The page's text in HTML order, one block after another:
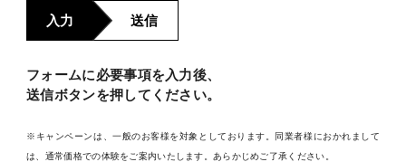
入力 送信
フォームに必要事項を入力後、
送信ボタンを押してください。
※キャンペーンは、一般のお客様を対象としております。同業者様におかれまして
は、通常価格での体験をご案内いたします。あらかじめご了承ください。
REVIEW